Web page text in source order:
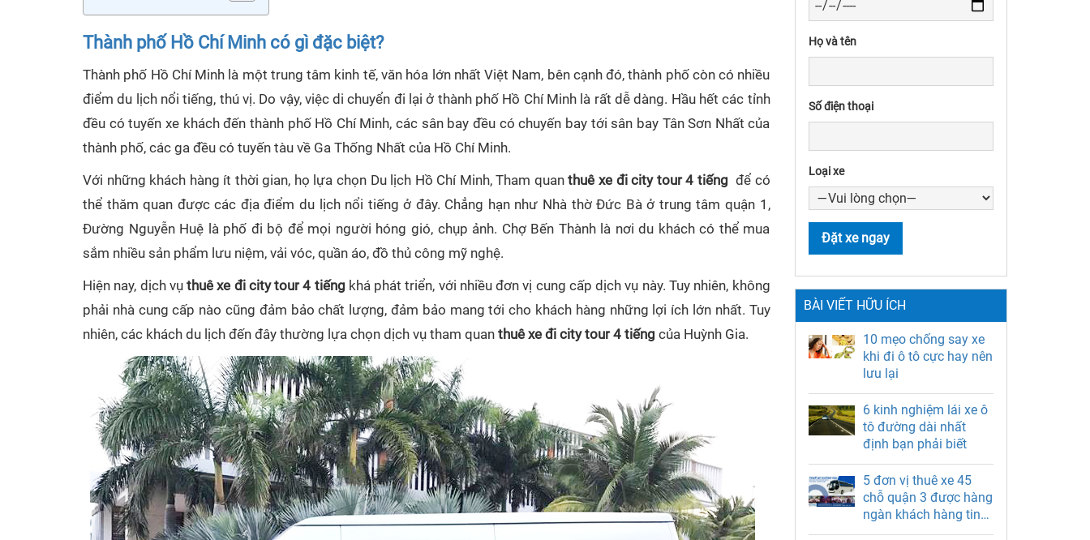
Thành phố Hồ Chí Minh có gì đặc biệt?
Thành phố Hồ Chí Minh là một trung tâm kinh tế, văn hóa lớn nhất Việt Nam, bên cạnh đó, thành phố còn có nhiều
điểm du lịch nổi tiếng, thú vị. Do vậy, việc di chuyển đi lại ở thành phố Hồ Chí Minh là rất dễ dàng. Hầu hết các tỉnh
đều có tuyến xe khách đến thành phố Hồ Chí Minh, các sân bay đều có chuyến bay tới sân bay Tân Sơn Nhất của
thành phố, các ga đều có tuyến tàu về Ga Thống Nhất của Hồ Chí Minh.
Với những khách hàng ít thời gian, họ lựa chọn Du lịch Hồ Chí Minh, Tham quanthuê xe đi city tour 4 tiếng để có
thể thăm quan được các địa điểm du lịch nổi tiếng ở đây. Chẳng hạn như Nhà thờ Đức Bà ở trung tâm quận 1,
Đường Nguyễn Huệ là phố đi bộ để mọi người hóng gió, chụp ảnh. Chợ Bến Thành là nơi du khách có thể mua
sắm nhiều sản phẩm lưu niệm, vải vóc, quần áo, đồ thủ công mỹ nghệ.
Hiện nay, dịch vụthuê xe đi city tour 4 tiếng khá phát triển, với nhiều đơn vị cung cấp dịch vụ này. Tuy nhiên, không
phải nhà cung cấp nào cũng đảm bảo chất lượng, đảm bảo mang tới cho khách hàng những lợi ích lớn nhất. Tuy
nhiên, các khách du lịch đến đây thường lựa chọn dịch vụ tham quan thuê xe đi city tour 4 tiếng của Huỳnh Gia.
Họ và tên
Số điện thoại
Loại xe
BÀI VIẾT HỮU ÍCH
10 mẹo chống say xe
khi đi ô tô cực hay nên
lưu lại
6 kinh nghiệm lái xe ô
tô đường dài nhất
định bạn phải biết
5 đơn vị thuê xe 45
chỗ quận 3 được hàng
ngàn khách hàng tin
chọn